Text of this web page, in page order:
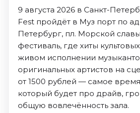
9 августа 2026 в Санкт-
Fest пройдёт в Муз порт по
Петербург, пл. Морской
фестиваль, где хиты
живом исполнении
оригинальных артистов на
от 1500 рублей — самое
который будет про драйв,
общую вовлечённость зала.